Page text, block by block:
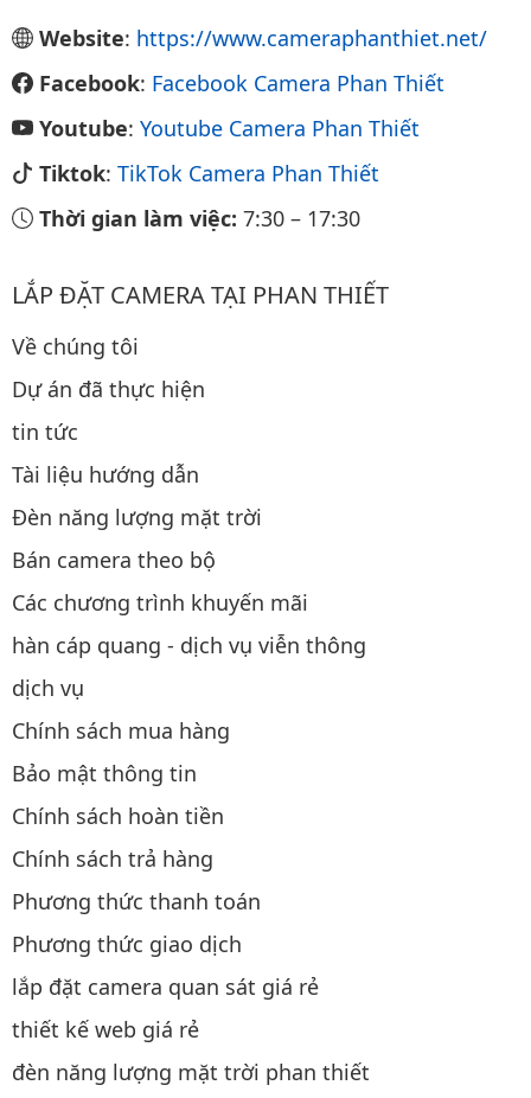
Website: https://www.cameraphanthiet.net/
Facebook: Facebook Camera Phan Thiết
Youtube: Youtube Camera Phan Thiết
Tiktok: TikTok Camera Phan Thiết
Thời gian làm việc: 7:30 – 17:30
LẮP ĐẶT CAMERA TẠI PHAN THIẾT
Về chúng tôi
Dự án đã thực hiện
tin tức
Tài liệu hướng dẫn
Đèn năng lượng mặt trời
Bán camera theo bộ
Các chương trình khuyến mãi
hàn cáp quang - dịch vụ viễn thông
dịch vụ
Chính sách mua hàng
Bảo mật thông tin
Chính sách hoàn tiền
Chính sách trả hàng
Phương thức thanh toán
Phương thức giao dịch
lắp đặt camera quan sát giá rẻ
thiết kế web giá rẻ
đèn năng lượng mặt trời phan thiết